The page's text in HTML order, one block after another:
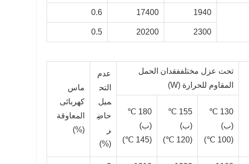
1940
17400
0.6
2300
20200
0.5
تحت عزل مختلففقدان الحمل
المقاوم للحرارة (W)
عدم
التح
ميل
حاضِ
ر
(
%)
ماس
كهربائى
المعاوقة
(%)
130 ℃
(ب)
(100 ℃)
155 ℃
(ب)
(120 ℃)
180 ℃
(ب)
(145 ℃)